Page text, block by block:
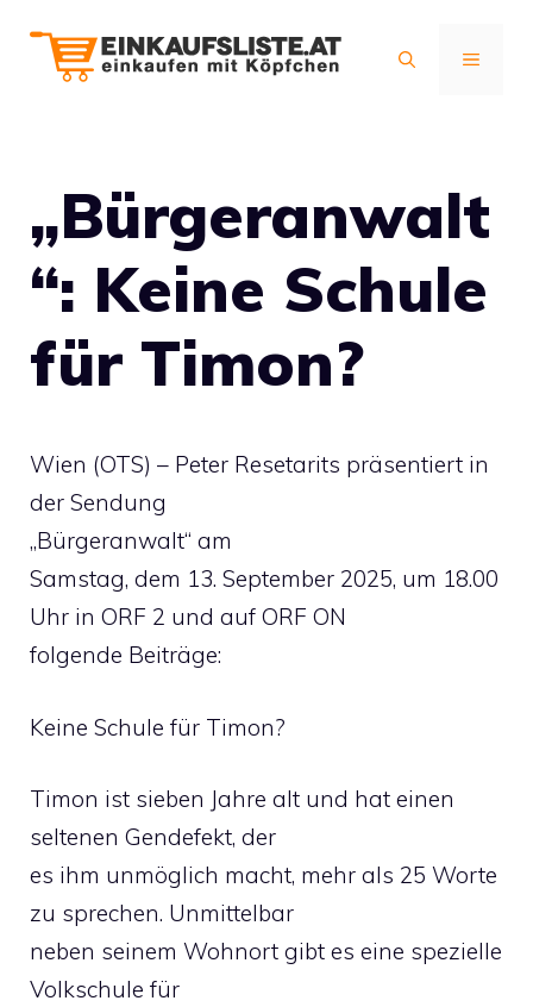
Inhalt
MENÜ
„Bürgeranwalt
“: Keine Schule
für Timon?
Wien (OTS) – Peter Resetarits präsentiert in
der Sendung
„Bürgeranwalt“ am
Samstag, dem 13. September 2025, um 18.00
Uhr in ORF 2 und auf ORF ON
folgende Beiträge:
Keine Schule für Timon?
Timon ist sieben Jahre alt und hat einen
seltenen Gendefekt, der
es ihm unmöglich macht, mehr als 25 Worte
zu sprechen. Unmittelbar
neben seinem Wohnort gibt es eine spezielle
Volkschule für